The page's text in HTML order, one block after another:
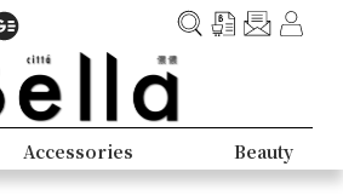
Accessories Beauty